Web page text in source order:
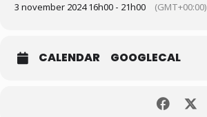
3 november 2024 16h00 - 21h00 (GMT+00:00)
CALENDAR GOOGLECAL